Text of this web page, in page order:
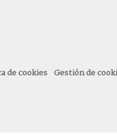
de cookies Gestión de